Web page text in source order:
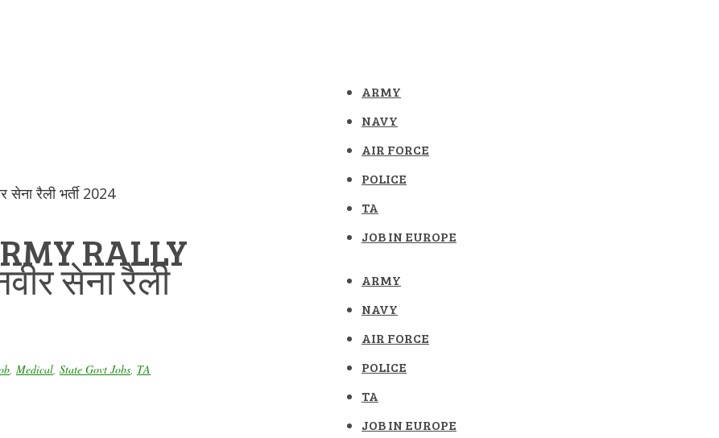
ARMY
NAVY
AIR FORCE
POLICE
TA
JOB IN EUROPE
ARMY
NAVY
AIR FORCE
POLICE
TA
JOB IN EUROPE
रैली भर्ती 2024
RALLY
सेना रैली
Medical State Govt Jobs TA